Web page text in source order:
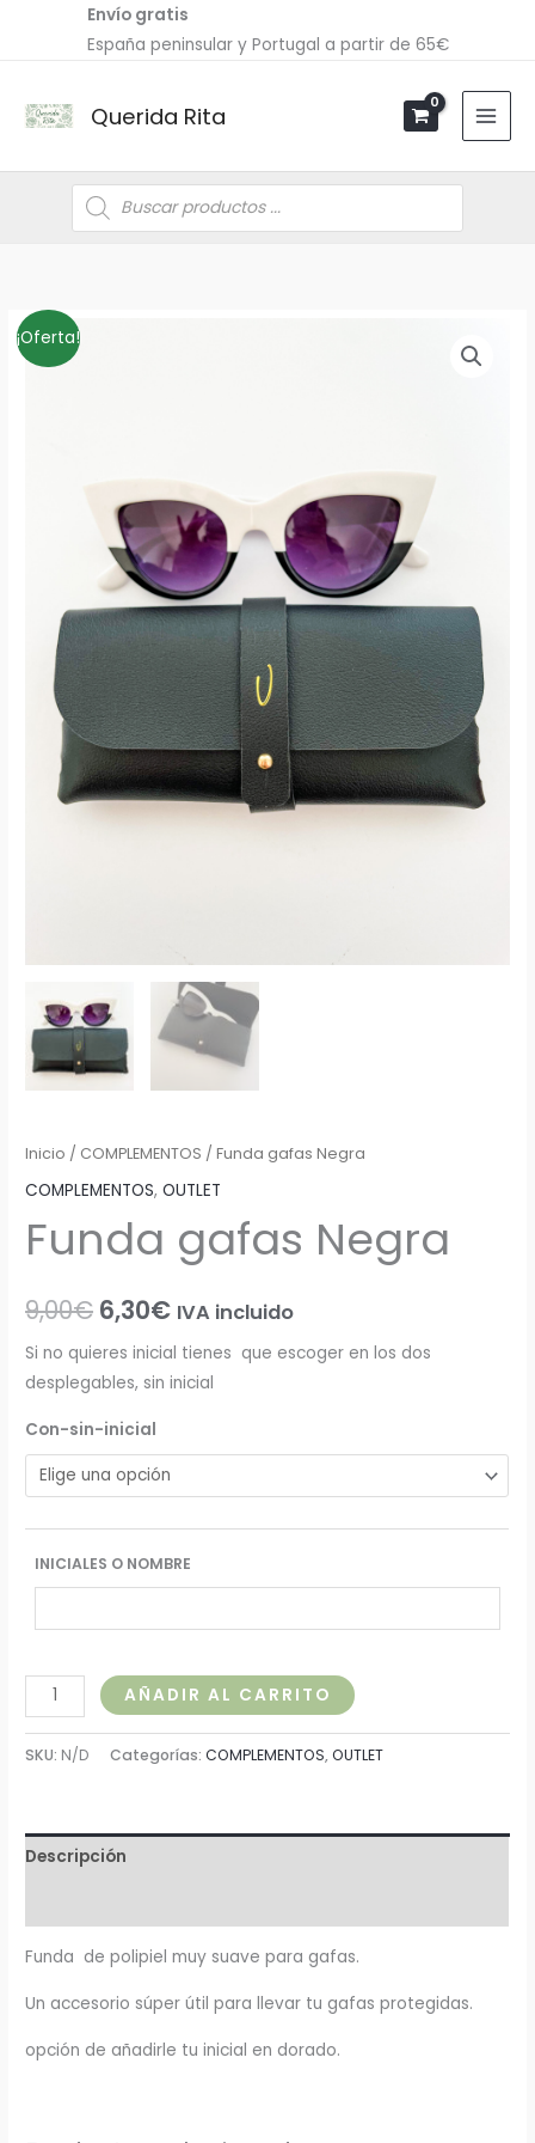
Envío gratis
España peninsular y Portugal a partir de 65€
Querida Rita
Búsqueda
de
productos
¡Oferta!
Inicio / COMPLEMENTOS / Funda gafas Negra
COMPLEMENTOS,OUTLET
Funda gafas Negra
9,00€
era:
9,00€.
6,30€
es:
6,30€.
IVA incluido
Si no quieres inicial tienes que escoger en los dos
desplegables, sin inicial
Con-sin-inicial
INICIALES O NOMBRE
Funda
gafas
AÑADIR AL CARRITO
SKU: N/D Categorías:COMPLEMENTOS,OUTLET
Descripción
Funda de polipiel muy suave para gafas.
Un accesorio súper útil para llevar tu gafas protegidas.
opción de añadirle tu inicial en dorado.